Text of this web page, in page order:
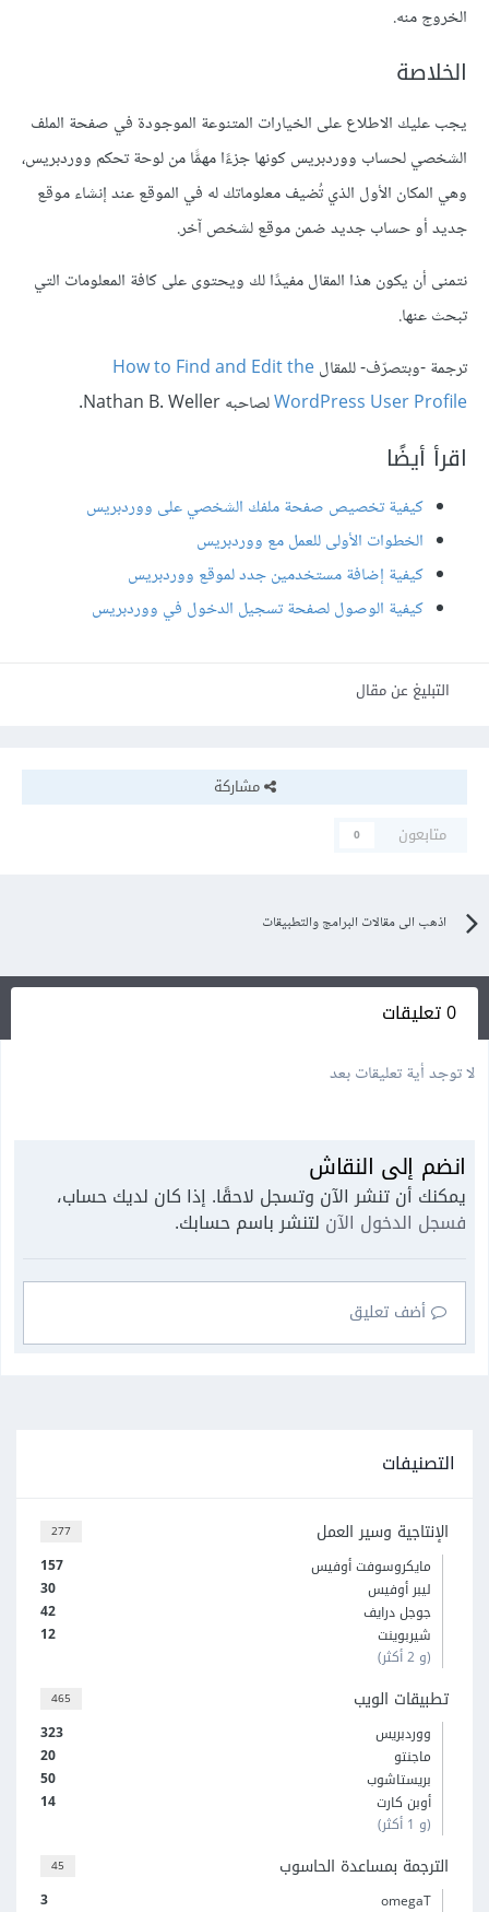
الخروج منه.
الخلاصة
يجب عليك الاطلاع على الخيارات المتنوعة الموجودة في صفحة الملف
الشخصي لحساب ووردبريس كونها جزءًا مهمًّا من لوحة تحكم ووردبريس،
وهي المكان الأول الذي تُضيف معلوماتك له في الموقع عند إنشاء موقع
جديد أو حساب جديد ضمن موقع لشخص آخر.
نتمنى أن يكون هذا المقال مفيدًا لك ويحتوى على كافة المعلومات التي
تبحث عنها.
ترجمة -وبتصرّف- للمقالHow to Find and Edit the
WordPress User Profileلصاحبه Nathan B. Weller.
اقرأ أيضًا
كيفية تخصيص صفحة ملفك الشخصي على ووردبريس
الخطوات الأولى للعمل مع ووردبريس
كيفية إضافة مستخدمين جدد لموقع ووردبريس
كيفية الوصول لصفحة تسجيل الدخول في ووردبريس
التبليغ عن مقال
مشاركة
متابعون
0
اذهب الى مقالات البرامج والتطبيقات
0 تعليقات
لا توجد أية تعليقات بعد
انضم إلى النقاش
يمكنك أن تنشر الآن وتسجل لاحقًا. إذا كان لديك حساب،
فسجل الدخول الآن لتنشر باسم حسابك.
أضف تعليق
التصنيفات
277 الإنتاجية وسير العمل
157
مايكروسوفت أوفيس
30
ليبر أوفيس
42
جوجل درايف
12
شيربوينت
(و 2 أكثر)
465 تطبيقات الويب
323
ووردبريس
20
ماجنتو
50
بريستاشوب
14
أوبن كارت
(و 1 أكثر)
45 الترجمة بمساعدة الحاسوب
3
omegaT